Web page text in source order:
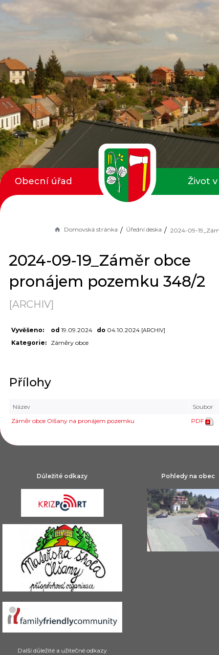
Domovská stránka Úřední deska
2024-09-19_Záměr obce
pronájem pozemku 348/2
[ARCHIV]
Vyvěšeno: od 19.09.2024 do 04.10.2024 [ARCHIV]
Kategorie: Záměry obce
Přílohy
Název
Soubor
Záměr obce Olšany na pronájem pozemku
PDF
Obecní úřad Život
Důležité odkazy
Další důležité a užitečné odkazy
Pohledy na obec